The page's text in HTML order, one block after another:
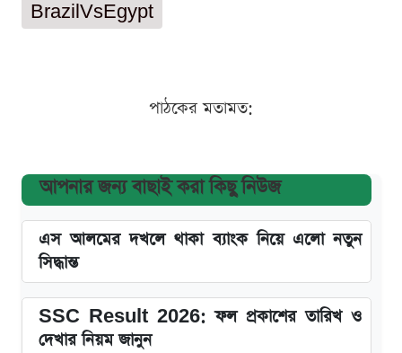
BrazilVsEgypt
পাঠকের মতামত:
আপনার জন্য বাছাই করা কিছু নিউজ
এস আলমের দখলে থাকা ব্যাংক নিয়ে এলো নতুন
সিদ্ধান্ত
SSC Result 2026: ফল প্রকাশের তারিখ ও
দেখার নিয়ম জানুন